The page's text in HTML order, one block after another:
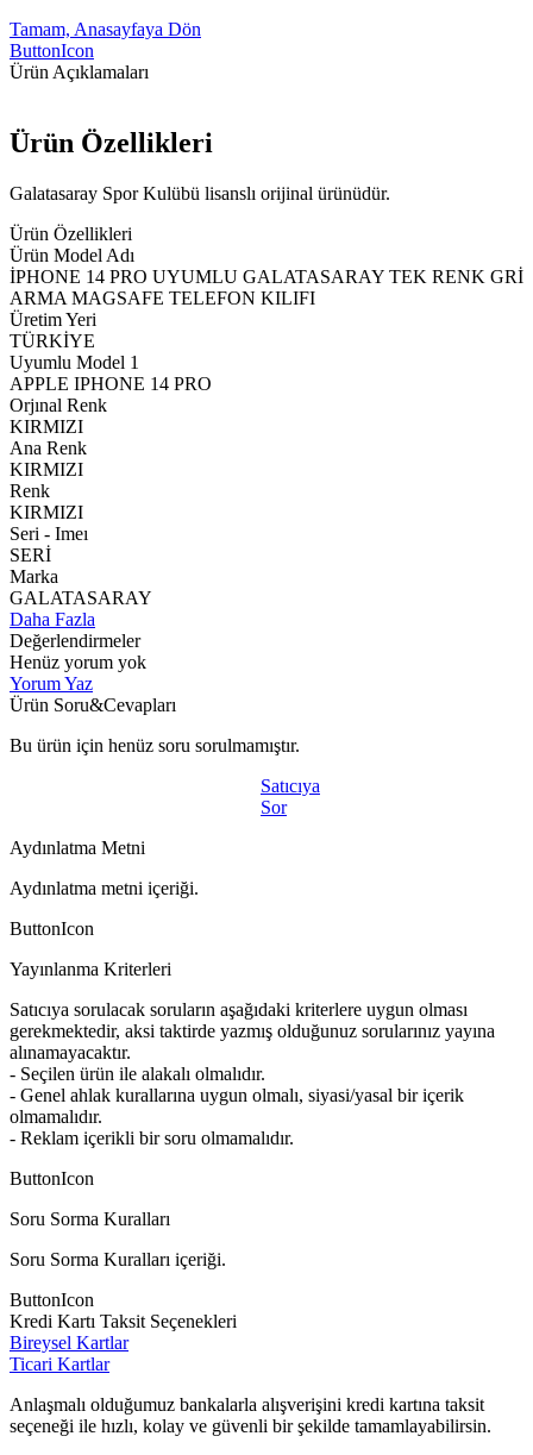
Tamam, Anasayfaya Dön
ButtonIcon
Ürün Açıklamaları
Ürün Özellikleri
Galatasaray Spor Kulübü lisanslı orijinal ürünüdür.
Ürün Özellikleri
Ürün Model Adı
İPHONE 14 PRO UYUMLU GALATASARAY TEK RENK GRİ
ARMA MAGSAFE TELEFON KILIFI
Üretim Yeri
TÜRKİYE
Uyumlu Model 1
APPLE IPHONE 14 PRO
Orjınal Renk
KIRMIZI
Ana Renk
KIRMIZI
Renk
KIRMIZI
Seri - Imeı
SERİ
Marka
GALATASARAY
Daha Fazla
Değerlendirmeler
Henüz yorum yok
Yorum Yaz
Ürün Soru&Cevapları
Bu ürün için henüz soru sorulmamıştır.
Satıcıya
Sor
Aydınlatma Metni
Aydınlatma metni içeriği.
ButtonIcon
Yayınlanma Kriterleri
Satıcıya sorulacak soruların aşağıdaki kriterlere uygun olması
gerekmektedir, aksi taktirde yazmış olduğunuz sorularınız yayına
alınamayacaktır.
- Seçilen ürün ile alakalı olmalıdır.
- Genel ahlak kurallarına uygun olmalı, siyasi/yasal bir içerik
olmamalıdır.
- Reklam içerikli bir soru olmamalıdır.
ButtonIcon
Soru Sorma Kuralları
Soru Sorma Kuralları içeriği.
ButtonIcon
Kredi Kartı Taksit Seçenekleri
Bireysel Kartlar
Ticari Kartlar
Anlaşmalı olduğumuz bankalarla alışverişini kredi kartına taksit
seçeneği ile hızlı, kolay ve güvenli bir şekilde tamamlayabilirsin.